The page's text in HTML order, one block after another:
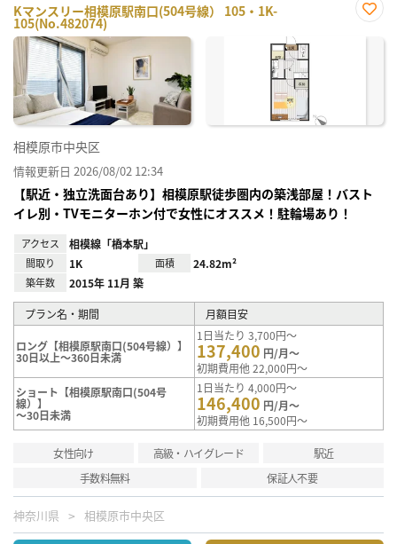
Kマンスリー相模原駅南口(504号線） 105・1K-
105(No.482074)
に入
相模原市中央区
情報更新日 2026/08/02 12:34
【駅近・独立洗面台あり】相模原駅徒歩圏内の築浅部屋！バスト
イレ別・TVモニターホン付で女性にオススメ！駐輪場あり！
アクセス 相模線「橋本駅」
間取り 1K 面積 24.82m²
築年数 2015年 11月 築
プラン名・期間 月額目安
ロング【相模原駅南口(504号線）】
30日以上～360日未満
1日当たり 3,700円～
137,400 円/月～
初期費用他 22,000円～
ショート【相模原駅南口(504号
線）】
～30日未満
1日当たり 4,000円～
146,400 円/月～
初期費用他 16,500円～
女性向け 高級・ハイグレード
駅近
手数料無料
保証人不要
神奈川県 相模原市中央区